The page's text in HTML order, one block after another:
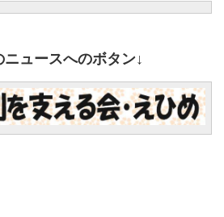
ュースへのボタン↓